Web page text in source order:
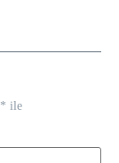
* ile